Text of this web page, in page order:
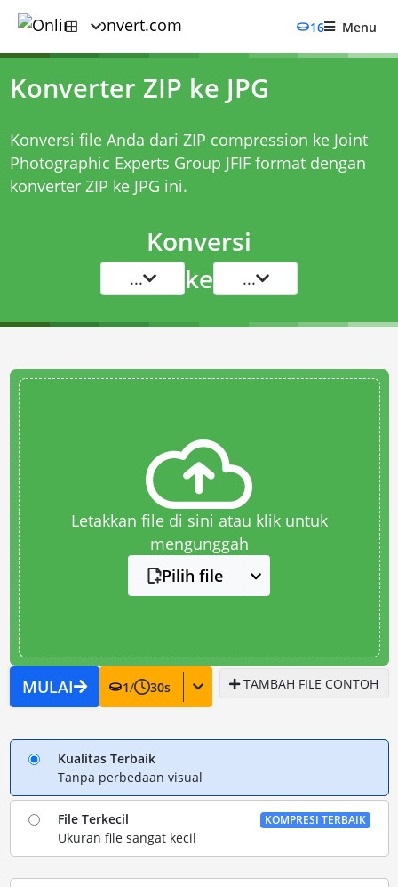
16 Menu
Konverter ZIP ke JPG
Konversi file Anda dari ZIP compression ke Joint
Photographic Experts Group JFIF format dengan
konverter ZIP ke JPG ini.
Konversi
... ke ...
Letakkan file di sini atau klik untuk
mengunggah
Pilih file
MULAI 1/ 30s TAMBAH FILE CONTOH
Kualitas Terbaik
Tanpa perbedaan visual
File Terkecil
Ukuran file sangat kecil
KOMPRESI TERBAIK